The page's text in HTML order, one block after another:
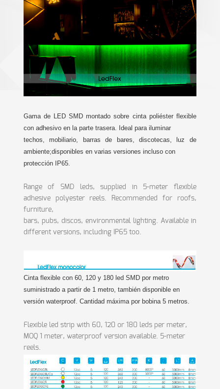
Gama de LED SMD montado sobre cinta poliéster flexible
con adhesivo en la parte trasera. Ideal para iluminar
techos, mobiliario, barras de bares, discotecas, luz de
ambiente;disponibles en varias versiones incluso con
protección IP65.
Range of SMD leds, supplied in 5-meter flexible
adhesive polyester reels. Recommended for roofs,
furniture,
bars, pubs, discos, environmental lighting. Available in
different versions, including IP65 too.
Cinta flexible con 60, 120 y 180 led SMD por metro
suministrado a partir de 1 metro, también disponible en
versión waterproof. Cantidad máxima por bobina 5 metros.
Flexible led strip with 60, 120 or 180 leds per meter,
MOQ 1 meter, waterproof version available. 5-meter
reels.